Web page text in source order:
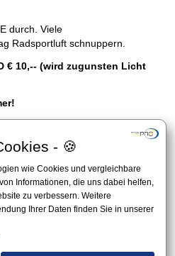
- 🍪
wie Cookies und vergleichbare
Informationen, die uns dabei helfen,
zu verbessern. Weitere
Ihrer Daten finden Sie in unserer
durch. Viele
Radsportluft schnuppern.
€ 10,-- (wird zugunsten Licht